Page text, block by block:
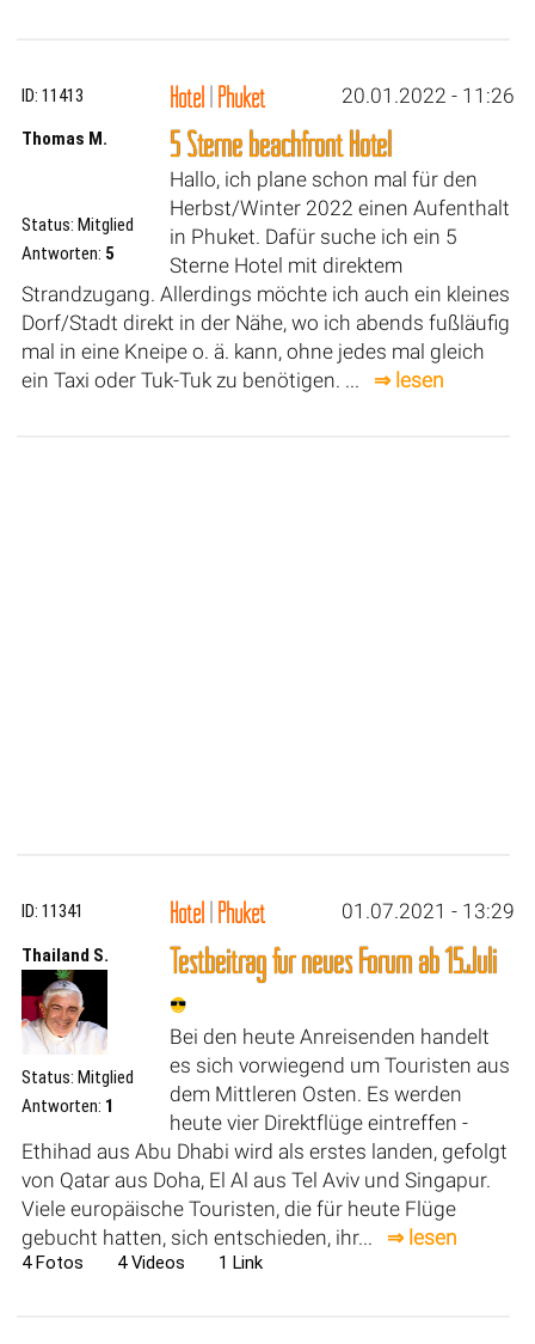
ID: 11413 Hotel|Phuket 20.01.2022 - 11:26
Thomas M.
Status: Mitglied
Antworten: 5
5 Sterne beachfront Hotel
Hallo, ich plane schon mal für den
Herbst/Winter 2022 einen Aufenthalt
in Phuket. Dafür suche ich ein 5
Sterne Hotel mit direktem
Strandzugang. Allerdings möchte ich auch ein kleines
Dorf/Stadt direkt in der Nähe, wo ich abends fußläufig
mal in eine Kneipe o. ä. kann, ohne jedes mal gleich
ein Taxi oder Tuk-Tuk zu benötigen. ... ⇒ lesen
ID: 11341 Hotel|Phuket 01.07.2021 - 13:29
Thailand S.
Status: Mitglied
Antworten: 1
Testbeitrag für neues Forum ab 15.Juli
Bei den heute Anreisenden handelt
es sich vorwiegend um Touristen aus
dem Mittleren Osten. Es werden
heute vier Direktflüge eintreffen -
Ethihad aus Abu Dhabi wird als erstes landen, gefolgt
von Qatar aus Doha, El Al aus Tel Aviv und Singapur.
Viele europäische Touristen, die für heute Flüge
gebucht hatten, sich entschieden, ihr... ⇒ lesen
4 Fotos 4 Videos 1 Link